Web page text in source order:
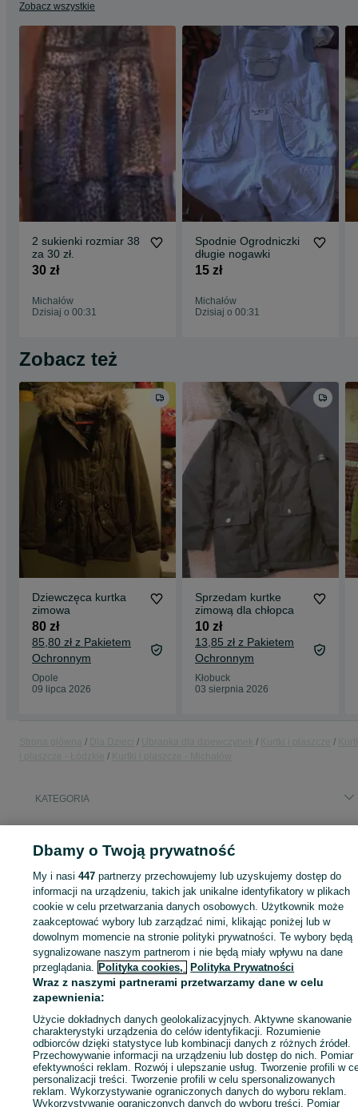
Zobacz wszystkie
2 sukienki rozmiar 38
za 30 zł.
30 zł
Michałów
Dzisiaj o 00:31
Spodnie Ogrodniczki
długie nogawki
15 zł
Michałów
Dzisiaj o 00:31
Zobacz też
Dziewczęca kurtka
zimowa
80 zł
85,80 zł z Pakietem
Ochronnym
Opole
09 lipca 2026
Sprzedam kurtke
zimową dla chłopca
10 zł
13,85 zł z Pakietem
Ochronnym
Kłobuck
03 sierpnia 2026
KATEGORIA
Zaloguj się lub załóż konto na OLX, aby skontaktować się z
sprzedającym
Zaloguj się / Załóż konto
Wyślij wiadomość
Dbamy o Twoją prywatność
My i nasi447 partnerzy przechowujemy lub uzyskujemy dostęp do
informacji na urządzeniu, takich jak unikalne identyfikatory w plikach
cookie w celu przetwarzania danych osobowych. Użytkownik może
zaakceptować wybory lub zarządzać nimi, klikając poniżej lub w
dowolnym momencie na stronie polityki prywatności. Te wybory będą
sygnalizowane naszym partnerom i nie będą miały wpływu na dane
przeglądania. Polityka cookies, Polityka Prywatności
Wraz z naszymi partnerami przetwarzamy dane w celu
zapewnienia:
Użycie dokładnych danych geolokalizacyjnych. Aktywne skanowanie
charakterystyki urządzenia do celów identyfikacji. Rozumienie
odbiorców dzięki statystyce lub kombinacji danych z różnych źródeł.
Przechowywanie informacji na urządzeniu lub dostęp do nich. Pomiar
efektywności reklam. Rozwój i ulepszanie usług. Tworzenie profili w
personalizacji treści. Tworzenie profili w celu spersonalizowanych
reklam. Wykorzystywanie ograniczonych danych do wyboru reklam.
Wykorzystywanie ograniczonych danych do wyboru treści. Pomiar